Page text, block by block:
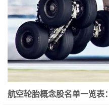
航空轮胎概念股名单一览表：